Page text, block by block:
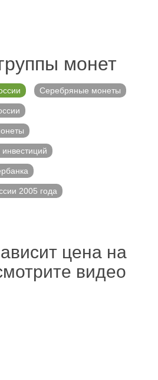
монет
Серебряные монеты
2005 года
цена на
видео